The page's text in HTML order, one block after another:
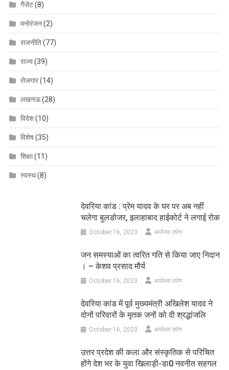
गैजेट(8)
मनोरंजन(2)
राजनीति(77)
राज्य(39)
रोजगार(14)
लखनऊ(28)
विदेश(10)
विशेष(35)
शिक्षा(11)
स्वस्थ(8)
देवरिया कांड : प्रेम यादव के घर पर अब नहीं
चलेगा बुलडोजर, इलाहाबाद हाईकोर्ट ने लगाई रोक
October 16, 2023 अयोध्या दर्पण
जन समस्याओं का त्वरित गति से किया जाए निदान
। – केशव प्रसाद मौर्य
October 16, 2023 अयोध्या दर्पण
देवरिया कांड में पूर्व मुख्यमंत्री अखिलेश यादव ने
दोनों परिवारों के मृतक जनों को दी श्रद्धांजलि
October 16, 2023 अयोध्या दर्पण
उत्तर प्रदेश की कला और संस्कृतिक से परिचित
होंगे देश भर के युवा खिलाड़ी-डा0 नवनीत सहगल